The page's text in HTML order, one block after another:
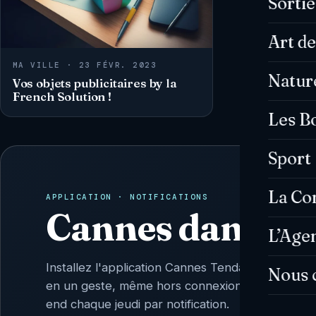
Art
Les
Sport
La
Nous
MA VILLE · 23 FÉVR. 2023
Vos objets publicitaires by la
French Solution !
APPLICATION · NOTIFICATIONS
Cannes dans
Installez l'application Cannes Tendances : l'actu
en un geste, même hors connexion, et l'Agenda
end chaque jeudi par notification.